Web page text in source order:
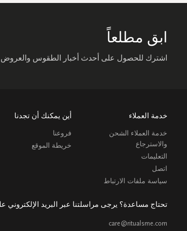
ابق مطلعاً
اشترك للحصول على أحدث أخبار الطقوس والعروض
خدمة العملاء
خدمة العملاء الشحن
والاسترجاع
التعليمات
اتصل
سياسة ملفات الارتباط
أين يمكنك أن تجدنا
فروعنا
خريطة الموقع
تحتاج مساعدة؟ يرجى مراسلتنا عبر البريد الإلكتروني
care@ritualsme.com